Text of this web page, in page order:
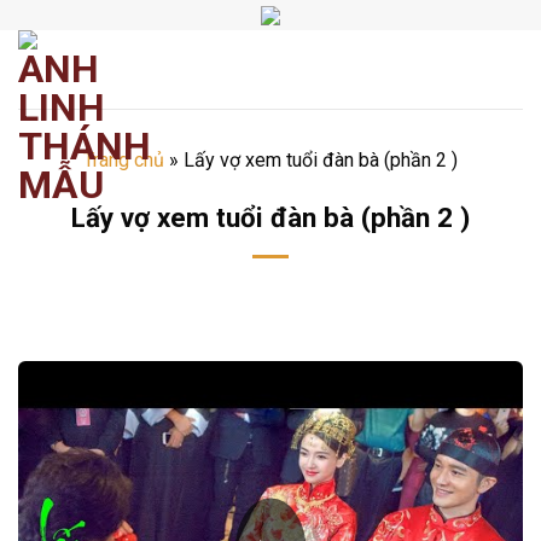
đến
nội
dung
Trang chủ » Lấy vợ xem tuổi đàn bà (phần 2 )
Lấy vợ xem tuổi đàn bà (phần 2 )